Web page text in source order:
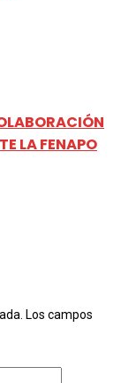
LA FENAPO
Los campos